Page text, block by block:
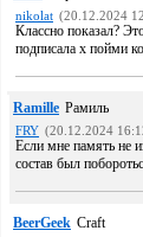
nikolat (20.12.2024
Классно показал?
подписала х пойми
Ramille Рамиль
FRY (20.12.2024
Если мне память не
состав был
BeerGeek Craft